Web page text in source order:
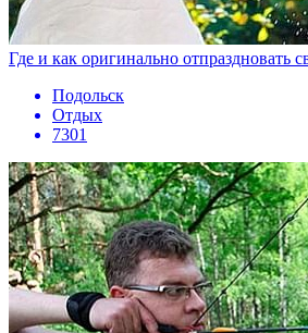
Где и как оригинально отпраздновать
Подольск
Отдых
7301